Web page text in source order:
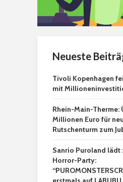
Neueste
Tivoli Kopenhagen
mit
Rhein-Main-Therme:
Millionen Euro für
Rutschenturm zum
Sanrio Puroland lädt
Horror-Party: